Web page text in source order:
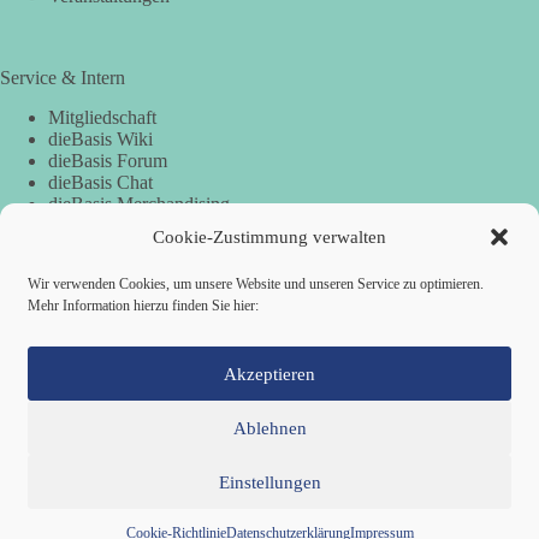
Cookie-Zustimmung verwalten
Wir verwenden Cookies, um unsere Website und unseren Service zu optimieren.
Mehr Information hierzu finden Sie hier:
Akzeptieren
Ablehnen
Einstellungen
Cookie-RichtlinieDatenschutzerklärungImpressum
Service & Intern
Mitgliedschaft
dieBasis Wiki
dieBasis Forum
dieBasis Chat
dieBasis Merchandising
Spenden
Kontakt
Cookie-Richtlinie (EU)
Copyright © 2026 Basisdemokratische Partei Deutschland ·